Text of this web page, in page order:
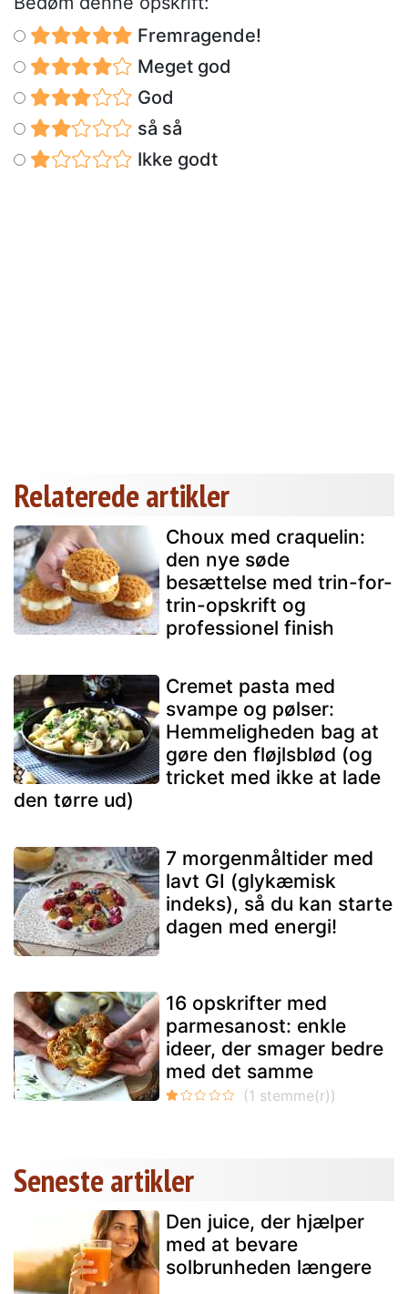
Fremragende!
Meget god
God
så så
Ikke godt
Relaterede artikler
Choux med craquelin:
den nye søde
besættelse med trin-for-
trin-opskrift og
professionel finish
Cremet pasta med
svampe og pølser:
Hemmeligheden bag at
gøre den fløjlsblød (og
tricket med ikke at lade
den tørre ud)
7 morgenmåltider med
lavt GI (glykæmisk
indeks), så du kan starte
dagen med energi!
16 opskrifter med
parmesanost: enkle
ideer, der smager bedre
med det samme
Seneste artikler
Den juice, der hjælper
med at bevare
solbrunheden længere